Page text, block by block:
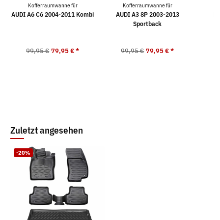
Kofferraumwanne für
AUDI A6 C6 2004-2011 Kombi
99,95 € 79,95 €*
Kofferraumwanne für
AUDI A3 8P 2003-2013
Sportback
99,95 € 79,95 €*
Zuletzt angesehen
-20%